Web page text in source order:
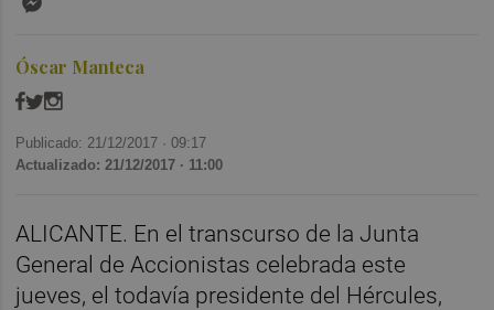
Óscar Manteca
Publicado: 21/12/2017 ·09:17
Actualizado: 21/12/2017 · 11:00
ALICANTE. En el transcurso de la Junta
General de Accionistas celebrada este
jueves, el todavía presidente del Hércules,